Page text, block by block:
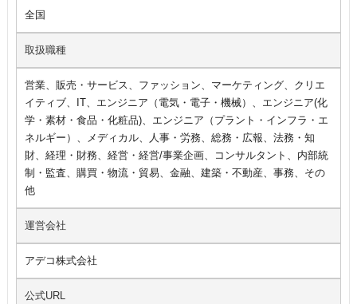
全国
取扱職種
営業、販売・サービス、ファッション、マーケティング、クリエ
イティブ、IT、エンジニア（電気・電子・機械）、エンジニア(化
学・素材・食品・化粧品)、エンジニア（プラント・インフラ・エ
ネルギー）、メディカル、人事・労務、総務・広報、法務・知
財、経理・財務、経営・経営/事業企画、コンサルタント、内部統
制・監査、購買・物流・貿易、金融、建築・不動産、事務、その
他
運営会社
アデコ株式会社
公式URL